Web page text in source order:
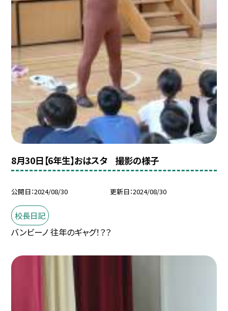
8月30日【6年生】おはスタ 撮影の様子
公開日 2024/08/30 更新日 2024/08/30
校長日記
バンビーノ 往年のギャグ！？？